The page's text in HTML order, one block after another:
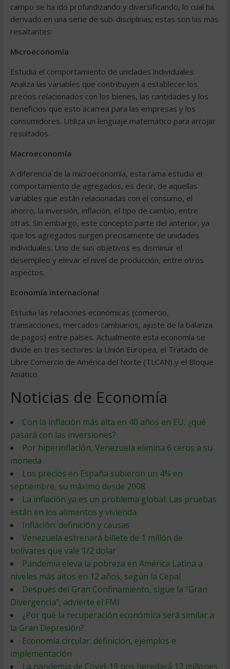
campo se ha ido profundizando y diversificando, lo cual ha
derivado en una serie de sub-disciplinas; estas son las más
resaltantes:
Microeconomía
Estudia el comportamiento de unidades individuales.
Analiza las variables que contribuyen a establecer los
precios relacionados con los bienes, las cantidades y los
beneficios que esto acarrea para las empresas y los
consumidores. Utiliza un lenguaje matemático para arrojar
resultados.
Macroeconomía
A diferencia de la microeconomía, esta rama estudia el
comportamiento de agregados, es decir, de aquellas
variables que están relacionadas con el consumo, el
ahorro, la inversión, inflación, el tipo de cambio, entre
otras. Sin embargo, este concepto parte del anterior, ya
que los agregados surgen precisamente de unidades
individuales. Uno de sus objetivos es disminuir el
desempleo y elevar el nivel de producción, entre otros
aspectos.
Economía internacional
Estudia las relaciones económicas (comercio,
transacciones, mercados cambiarios, ajuste de la balanza
de pagos) entre países. Actualmente esta economía se
divide en tres sectores: la Unión Europea, el Tratado de
Libre Comercio de América del Norte (TLCAN) y el Bloque
Asiático.
Noticias de Economía
Con la inflación más alta en 40 años en EU, ¿qué
pasará con las inversiones?
Por hiperinflación, Venezuela elimina 6 ceros a su
moneda
Los precios en España subieron un 4% en
septiembre, su máximo desde 2008
La inflación ya es un problema global: Las pruebas
están en los alimentos y vivienda
Inflación: definición y causas
Venezuela estrenará billete de 1 millón de
bolívares que vale 1/2 dolar
Pandemia eleva la pobreza en América Latina a
niveles más altos en 12 años, según la Cepal
Después del Gran Confinamiento, sigue la “Gran
Divergencia”, advierte el FMI
¿Por qué la recuperación económica será similar a
la Gran Depresión?
Economía circular: definición, ejemplos e
implementación
La pandemia de Covid-19 nos heredará 12 millones